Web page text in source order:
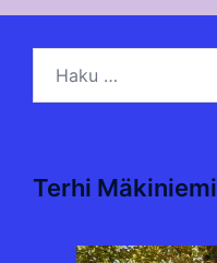
Terhi Mäkiniemi